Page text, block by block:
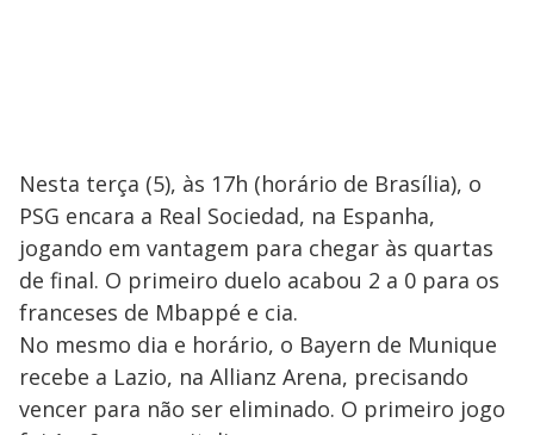
Nesta terça (5), às 17h (horário de Brasília), o
PSG encara a Real Sociedad, na Espanha,
jogando em vantagem para chegar às quartas
de final. O primeiro duelo acabou 2 a 0 para os
franceses de Mbappé e cia.
No mesmo dia e horário, o Bayern de Munique
recebe a Lazio, na Allianz Arena, precisando
vencer para não ser eliminado. O primeiro jogo